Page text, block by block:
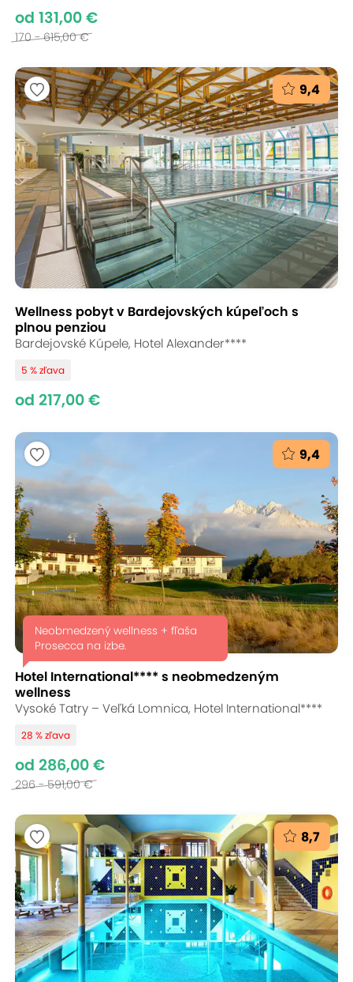
od 131,00 €
170 - 615,00 €
9,4
Wellness pobyt v Bardejovských kúpeľoch s
plnou penziou
Bardejovské Kúpele, Hotel Alexander****
5 % zľava
od 217,00 €
9,4
Neobmedzený wellness + fľaša
Prosecca na izbe.
Hotel International**** s neobmedzeným
wellness
Vysoké Tatry – Veľká Lomnica, Hotel International****
28 % zľava
od 286,00 €
296 - 591,00 €
8,7